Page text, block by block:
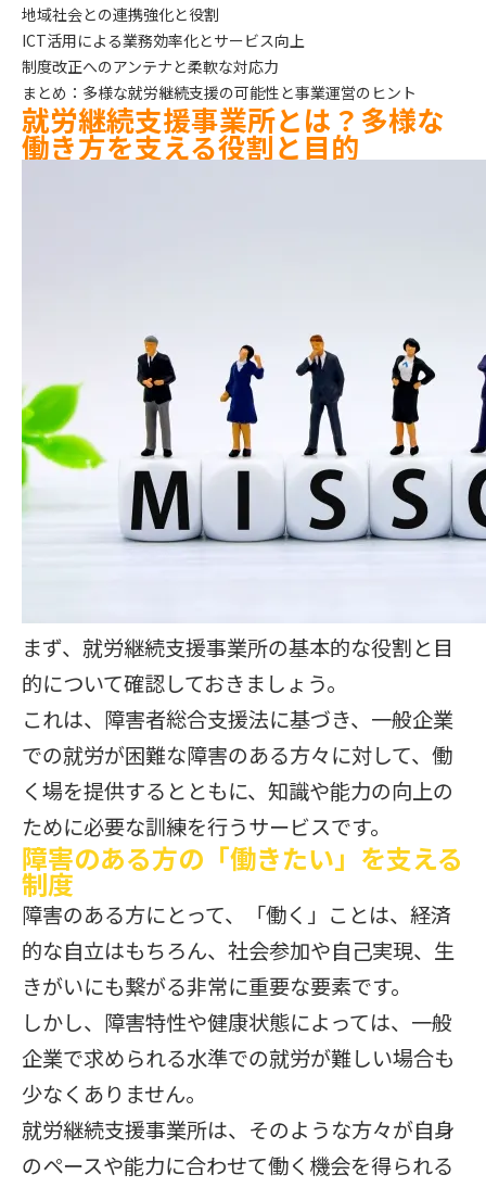
地域社会との連携強化と役割
ICT活用による業務効率化とサービス向上
制度改正へのアンテナと柔軟な対応力
まとめ：多様な就労継続支援の可能性と事業運営のヒント
就労継続支援事業所とは？多様な
働き方を支える役割と目的
まず、就労継続支援事業所の基本的な役割と目
的について確認しておきましょう。
これは、障害者総合支援法に基づき、一般企業
での就労が困難な障害のある方々に対して、働
く場を提供するとともに、知識や能力の向上の
ために必要な訓練を行うサービスです。
障害のある方の「働きたい」を支える
制度
障害のある方にとって、「働く」ことは、経済
的な自立はもちろん、社会参加や自己実現、生
きがいにも繋がる非常に重要な要素です。
しかし、障害特性や健康状態によっては、一般
企業で求められる水準での就労が難しい場合も
少なくありません。
就労継続支援事業所は、そのような方々が自身
のペースや能力に合わせて働く機会を得られる